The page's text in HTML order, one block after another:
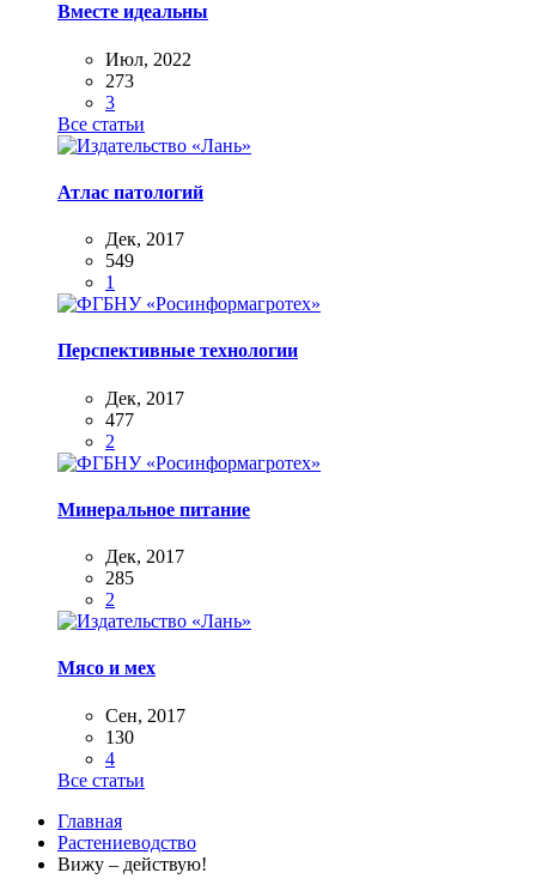
Вместе идеальны
Июл, 2022
273
3
Все статьи
Атлас патологий
Дек, 2017
549
1
Перспективные технологии
Дек, 2017
477
2
Минеральное питание
Дек, 2017
285
2
Мясо и мех
Сен, 2017
130
4
Все статьи
Главная
Растениеводство
Вижу – действую!